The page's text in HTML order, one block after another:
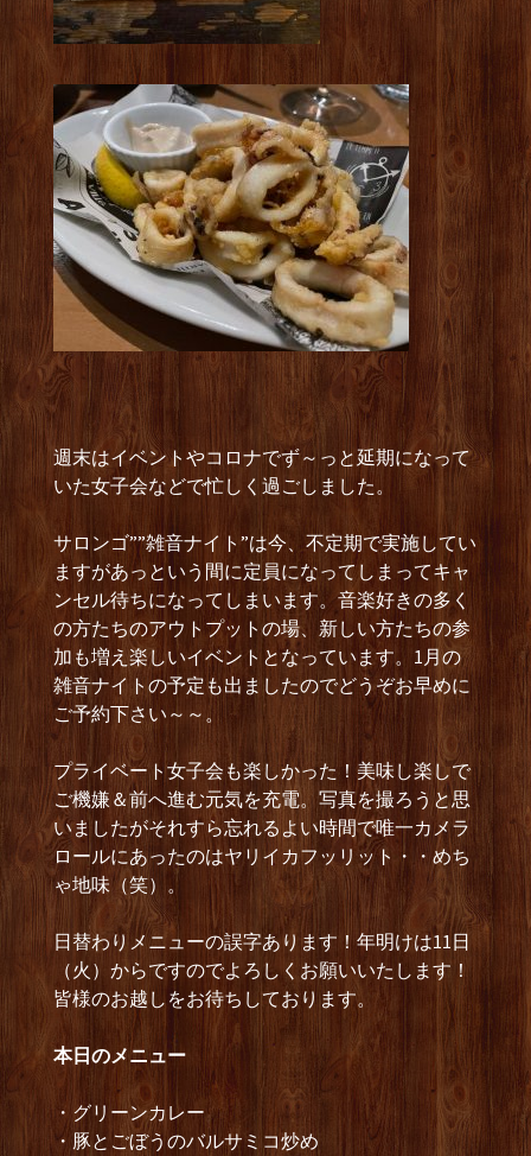
週末はイベントやコロナでず～っと延期になって
いた女子会などで忙しく過ごしました。
サロンゴ””雑音ナイト”は今、不定期で実施してい
ますがあっという間に定員になってしまってキャ
ンセル待ちになってしまいます。音楽好きの多く
の方たちのアウトプットの場、新しい方たちの参
加も増え楽しいイベントとなっています。1月の
雑音ナイトの予定も出ましたのでどうぞお早めに
ご予約下さい～～。
プライベート女子会も楽しかった！美味し楽しで
ご機嫌＆前へ進む元気を充電。写真を撮ろうと思
いましたがそれすら忘れるよい時間で唯一カメラ
ロールにあったのはヤリイカフッリット・・めち
ゃ地味（笑）。
日替わりメニューの誤字あります！年明けは11日
（火）からですのでよろしくお願いいたします！
皆様のお越しをお待ちしております。
本日のメニュー
・グリーンカレー
・豚とごぼうのバルサミコ炒め